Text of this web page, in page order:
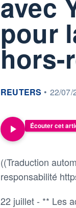
pour
hors-
information fournie
REUTERS • 22/07/
Écouter cet
((Traduction
responsabilité
22 juillet - ** Les